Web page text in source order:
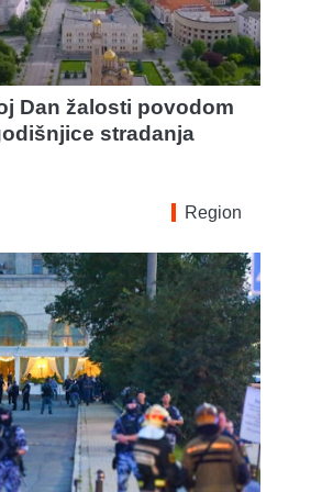
Dan žalosti povodom
stradanja
Region